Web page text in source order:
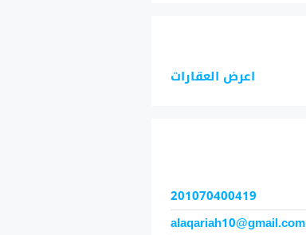
اعرض العقارات
201070400419
alaqariah10@gmail.com